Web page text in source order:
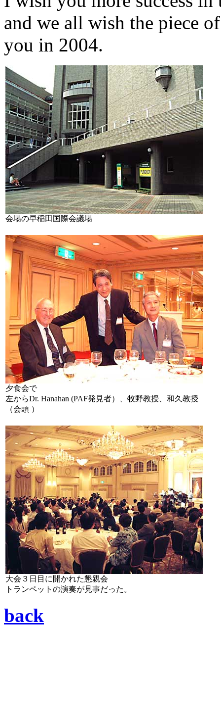
and we all wish the piece
you in 2004.
会場の早稲田国際会議場
夕食会で
左からDr. Hanahan (PAF発見者）、牧野教授、和久教授
（会頭 ）
大会３日目に開かれた懇親会
トランペットの演奏が見事だった。
back